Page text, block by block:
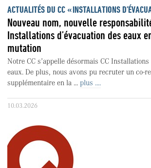
ACTUALITÉS DU CC « INSTALLATIONS
Nouveau nom, nouvelle
Installations d’évacuation des eaux
mutation
Notre CC s’appelle désormais CC Installations
eaux. De plus, nous avons pu recruter un co-
supplémentaire en la ... plus ....
10.03.2026